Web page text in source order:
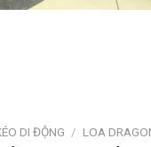
DI ĐỘNG / LOA